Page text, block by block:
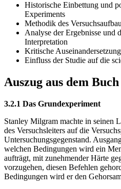
Historische Einbettung und
Experiments
Methodik des
Analyse der Ergebnisse und
Interpretation
Kritische
Einfluss der Studie auf die
Auszug aus dem Buch
3.2.1 Das Grundexperiment
Stanley Milgram machte in seinen
des Versuchsleiters auf die
Untersuchungsgegenstand.
welchen Bedingungen wird ein
aufträgt, mit zunehmender Härte
vorzugehen, diesen Befehlen
Bedingungen wird er den